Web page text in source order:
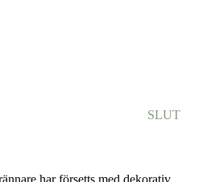
SLUT
har försetts med dekorativ